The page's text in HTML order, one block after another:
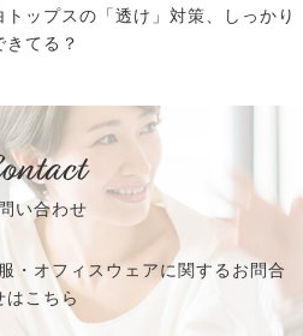
トップスの「透け」対策、しっかり
きてる？
い合わせ
・オフィスウェアに関するお問合
はこちら